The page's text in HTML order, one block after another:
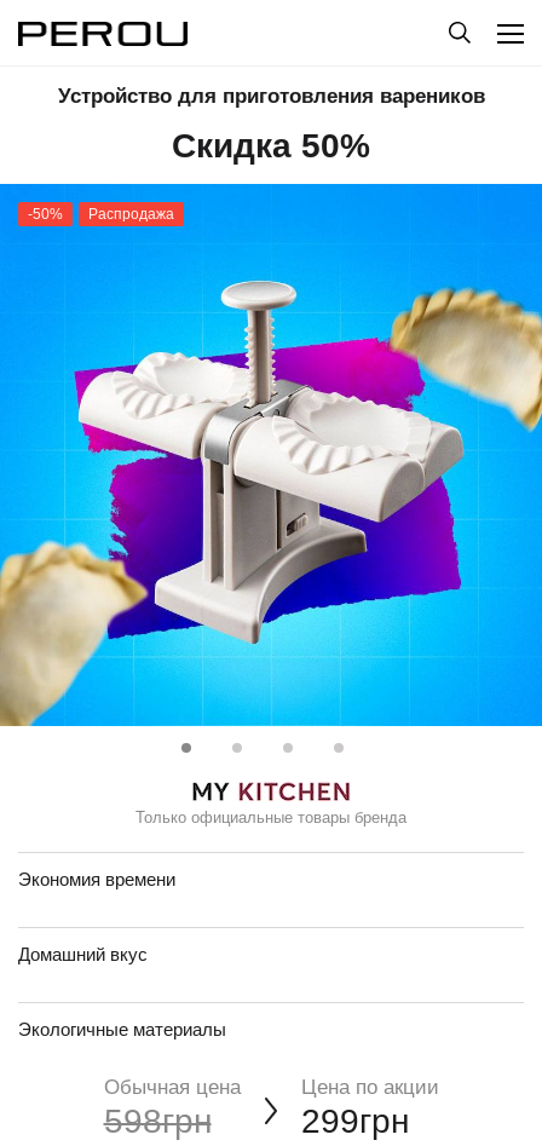
Устройство для приготовления вареников
Скидка 50%
-50% Распродажа
Только официальные товары бренда
Экономия времени
Домашний вкус
Экологичные материалы
Обычная цена
598грн
Цена по акции
299грн